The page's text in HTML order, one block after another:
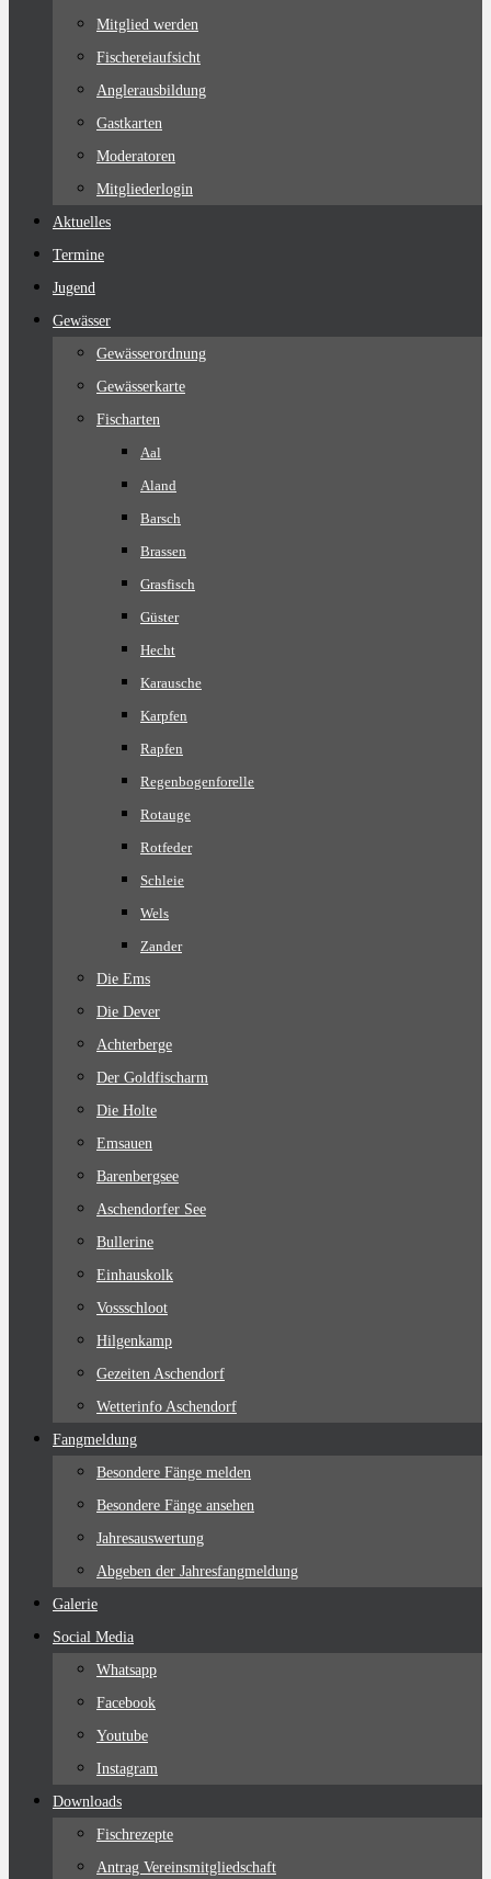
Mitglied werden
Fischereiaufsicht
Anglerausbildung
Gastkarten
Moderatoren
Mitgliederlogin
Aktuelles
Termine
Jugend
Gewässer
Gewässerordnung
Gewässerkarte
Fischarten
Aal
Aland
Barsch
Brassen
Grasfisch
Güster
Hecht
Karausche
Karpfen
Rapfen
Regenbogenforelle
Rotauge
Rotfeder
Schleie
Wels
Zander
Die Ems
Die Dever
Achterberge
Der Goldfischarm
Die Holte
Emsauen
Barenbergsee
Aschendorfer See
Bullerine
Einhauskolk
Vossschloot
Hilgenkamp
Gezeiten Aschendorf
Wetterinfo Aschendorf
Fangmeldung
Besondere Fänge melden
Besondere Fänge ansehen
Jahresauswertung
Abgeben der Jahresfangmeldung
Galerie
Social Media
Whatsapp
Facebook
Youtube
Instagram
Downloads
Fischrezepte
Antrag Vereinsmitgliedschaft